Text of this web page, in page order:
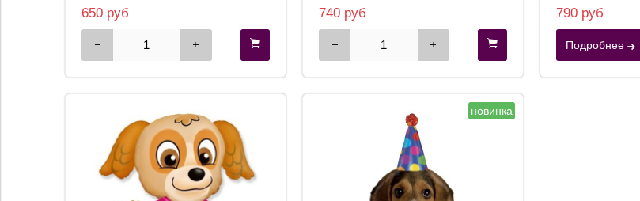
650 руб 740 руб 790 руб
Подробнее
новинка